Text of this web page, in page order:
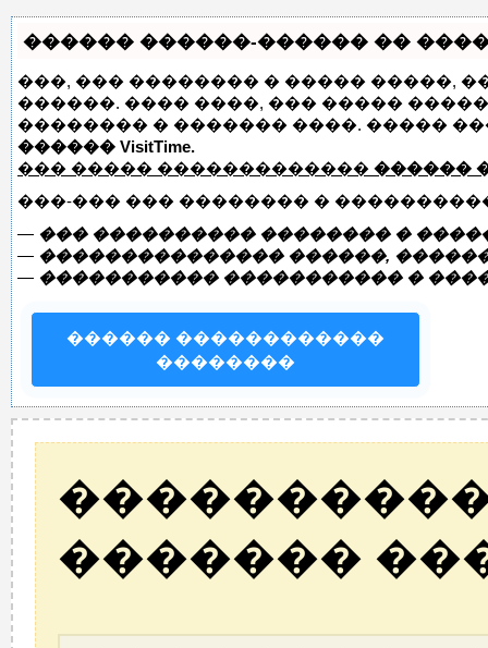
������ ������-������ ��
���, ��� �������� � ����� �����,
������. ���� ����, ��� �����
�������� � ������� ����. �����
������ VisitTime.
��� ����� ������������� ������
���-��� ��� �������� �
— ��� ���������� �������� �
— ��������������� ������,
— ����������� ����������� �
������ ������������
��������
�������